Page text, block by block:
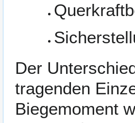
Der
tragenden
Biegemoment